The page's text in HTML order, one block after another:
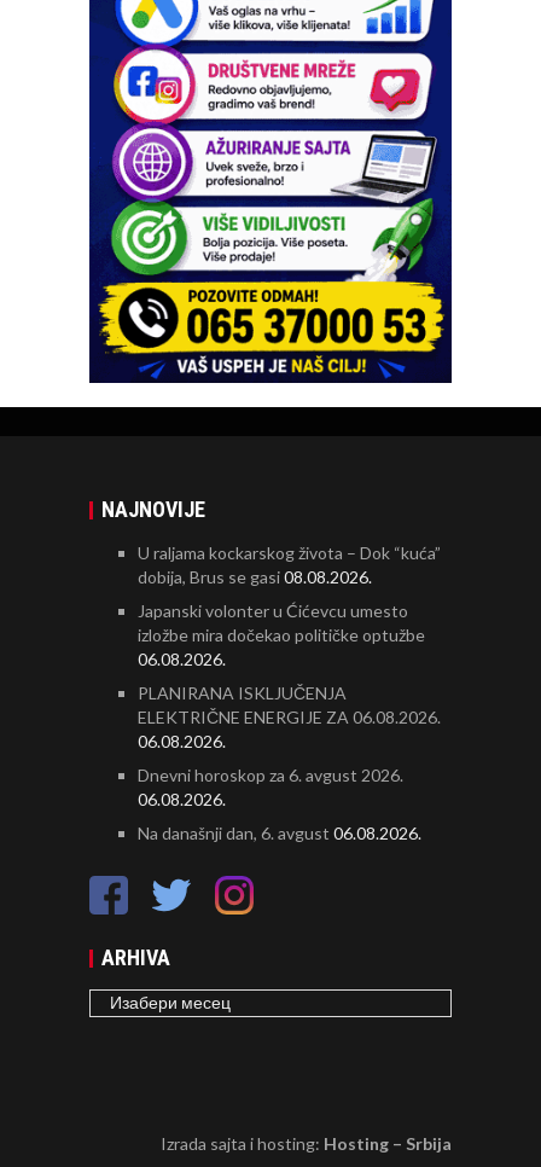
NAJNOVIJE
U raljama kockarskog života – Dok “kuća”
dobija, Brus se gasi08.08.2026.
Japanski volonter u Ćićevcu umesto
izložbe mira dočekao političke optužbe
06.08.2026.
PLANIRANA ISKLJUČENJA
ELEKTRIČNE ENERGIJE ZA 06.08.2026.
06.08.2026.
Dnevni horoskop za 6. avgust 2026.
06.08.2026.
Na današnji dan, 6. avgust 06.08.2026.
ARHIVA
ARHIVA
Izrada sajta i hosting: Hosting – Srbija